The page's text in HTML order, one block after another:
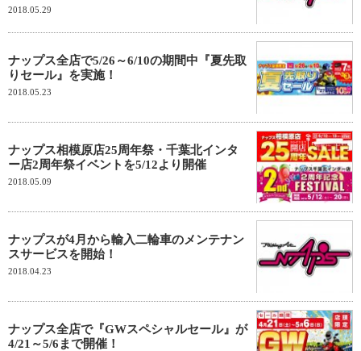
2018.05.29
ナップス全店で5/26～6/10の期間中『夏先取
りセール』を実施！
2018.05.23
ナップス相模原店25周年祭・千葉北インタ
ー店2周年祭イベントを5/12より開催
2018.05.09
ナップスが4月から輸入二輪車のメンテナン
スサービスを開始！
2018.04.23
ナップス全店で『GWスペシャルセール』が
4/21～5/6まで開催！